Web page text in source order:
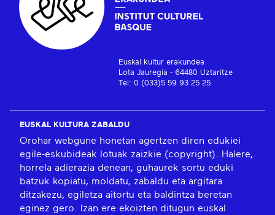
Euskal kultur erakundea
Lota Jauregia - 64480 Uztaritze
Tel: 0 (033)5 59 93 25 25
EUSKAL KULTURA ZABALDU
Orohar webgune honetan agertzen diren edukiei
egile-eskubideak lotuak zaizkie (copyright). Halere,
horrela adierazia denean, guhaurek sortu eduki
batzuk kopiatu, moldatu, zabaldu eta argitara
ditzakezu, egiletza aitortu eta baldintza beretan
eginez gero. Izan ere ekoizten ditugun euskal